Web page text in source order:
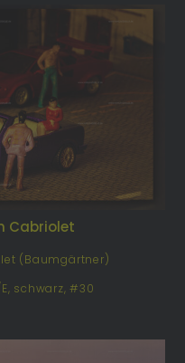
Cabriolet
(Baumgärtner)
schwarz, #30